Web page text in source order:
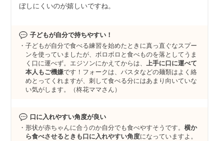
ぼしにくいのが嬉しいですね。
子どもが自分で持ちやすい！
子どもが自分で食べる練習を始めたときに真っ直ぐなスプー
ンを使っていましたが、ボロボロと食べものを落としてうま
く口に運べず。エジソンにかえてからは、上手に口に運べて
本人もご機嫌です！フォークは、パスタなどの麺類はよく絡
めとってくれますが、刺して食べる分にはあまり向いていな
い気がします。（柊花ママさん）
口に入れやすい角度が良い
形状が赤ちゃんに合うのか自分でも食べやすそうです。横か
ら食べさせるときも口に入れやすい角度になっていますよ。